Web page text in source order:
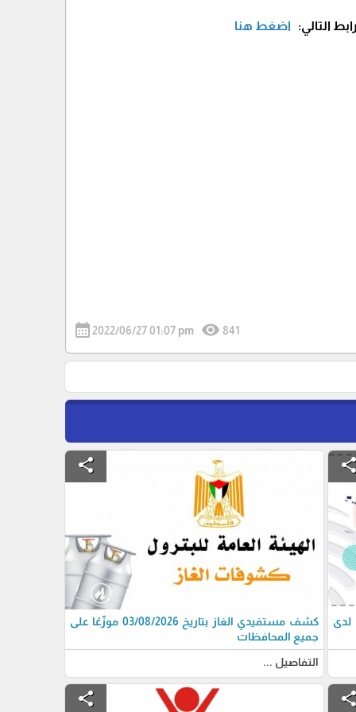
التالي: اضغط هنا
calendar_month2022/06/27 01:07 pm visibility 841
لدى
share
كشف مستفيدي الغاز بتاريخ 03/08/2026 موزّعًا على
جميع المحافظات
التفاصيل ...
share